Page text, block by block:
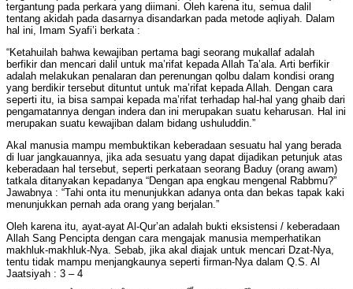
tergantung pada perkara yang diimani. Oleh karena itu, semua dalil
tentang akidah pada dasarnya disandarkan pada metode aqliyah. Dalam
hal ini, Imam Syafi’i berkata :
“Ketahuilah bahwa kewajiban pertama bagi seorang mukallaf adalah
berfikir dan mencari dalil untuk ma’rifat kepada Allah Ta’ala. Arti berfikir
adalah melakukan penalaran dan perenungan qolbu dalam kondisi orang
yang berdikir tersebut dituntut untuk ma’rifat kepada Allah. Dengan cara
seperti itu, ia bisa sampai kepada ma’rifat terhadap hal-hal yang ghaib dari
pengamatannya dengan indera dan ini merupakan suatu keharusan. Hal ini
merupakan suatu kewajiban dalam bidang ushuluddin.”
Akal manusia mampu membuktikan keberadaan sesuatu hal yang berada
di luar jangkauannya, jika ada sesuatu yang dapat dijadikan petunjuk atas
keberadaan hal tersebut, seperti perkataan seorang Baduy (orang awam)
tatkala ditanyakan kepadanya “Dengan apa engkau mengenal Rabbmu?”
Jawabnya : “Tahi onta itu menunjukkan adanya onta dan bekas tapak kaki
menunjukkan pernah ada orang yang berjalan.”
Oleh karena itu, ayat-ayat Al-Qur’an adalah bukti eksistensi / keberadaan
Allah Sang Pencipta dengan cara mengajak manusia memperhatikan
makhluk-makhluk-Nya. Sebab, jika akal diajak untuk mencari Dzat-Nya,
tentu tidak mampu menjangkaunya seperti firman-Nya dalam Q.S. Al
Jaatsiyah : 3 – 4